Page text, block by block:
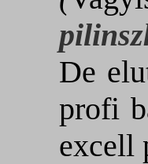
De
profi
excell